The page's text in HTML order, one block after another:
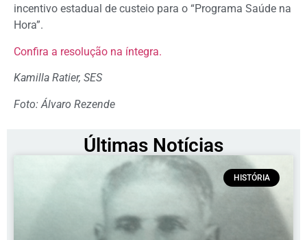
incentivo estadual de custeio para o “Programa Saúde na
Hora”.
Confira a resolução na íntegra.
Kamilla Ratier, SES
Foto: Álvaro Rezende
Últimas Notícias
HISTÓRIA